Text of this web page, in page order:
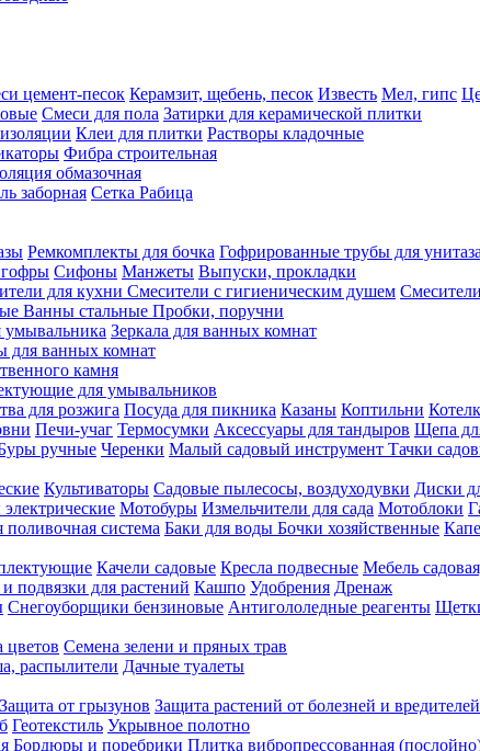
цемент-песок Керамзит, щебень, песок Известь Мел, гипс
Смеси для пола Затирки для керамической плитки
Клеи для плитки Растворы кладочные
Фибра строительная
обмазочная
заборная Сетка Рабица
Ремкомплекты для бочка Гофрированные трубы для унитаза
Сифоны Манжеты Выпуски, прокладки
для кухни Смесители с гигиеническим душем
Ванны стальные Пробки, поручни
Зеркала для ванных комнат
для ванных комнат
камня
для умывальников
для розжига Посуда для пикника Казаны Коптильни
Печи-учаг Термосумки Аксессуары для тандыров Щепа
ручные Черенки Малый садовый инструмент Тачки
Культиваторы Садовые пылесосы, воздуходувки Диски
Мотобуры Измельчители для сада Мотоблоки
поливочная система Баки для воды Бочки хозяйственные
Качели садовые Кресла подвесные Мебель
подвязки для растений Кашпо Удобрения Дренаж
Снегоуборщики бензиновые Антигололедные реагенты
цветов Семена зелени и пряных трав
распылители Дачные туалеты
Защита от грызунов Защита растений от болезней и вредителей
Геотекстиль Укрывное полотно
Бордюры и поребрики Плитка вибропрессованная